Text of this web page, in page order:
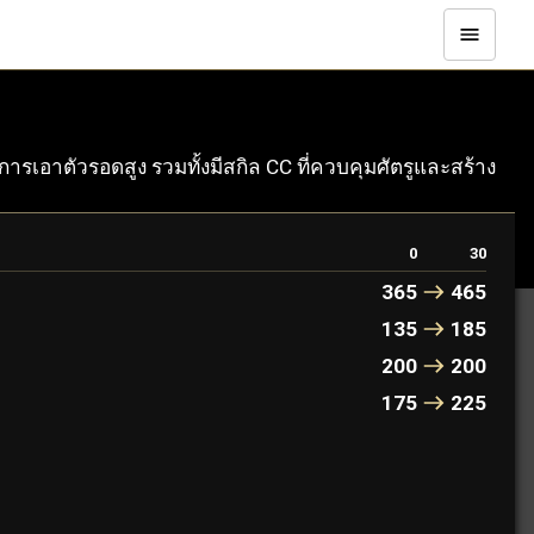
เอาตัวรอดสูง รวมทั้งมีสกิล CC ที่ควบคุมศัตรูและสร้าง
0 30
365
465
135
185
200
200
175 225